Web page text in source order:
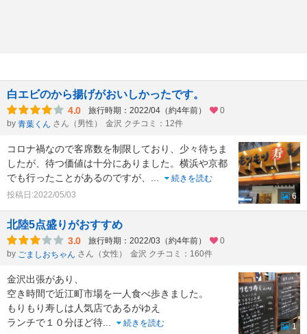
白エビのから揚げがおいしかったです。
4.0 旅行時期：2022/04（約4年前）
0
by 青葉くん さん（男性） 金沢 クチコミ：12件
コロナ禍なので客席数を制限しており、少々待ちま
したが、待つ価値は十分にありました。横浜や京都
でも行ったことがあるのですが、
続きを読む
投稿日:2022/05/03
6
北陸5点盛りがおすすめ
3.0 旅行時期：2022/03（約4年前）
0
by ごましおちゃん さん（女性） 金沢 クチコミ：160件
金沢出張があり、
空き時間で近江町市場を一人食べ歩きました。
もりもり寿しは人気店であるがゆえ
ランチで１０分ほど待
続きを読む
1